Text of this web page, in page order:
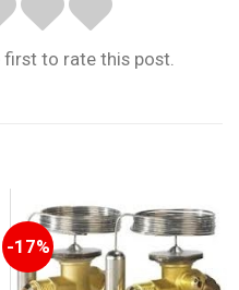
first to rate this post.
-17%